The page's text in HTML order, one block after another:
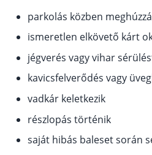
parkolás közben
ismeretlen elkövető kárt
jégverés vagy vihar
kavicsfelverődés vagy
vadkár keletkezik
részlopás történik
saját hibás baleset során